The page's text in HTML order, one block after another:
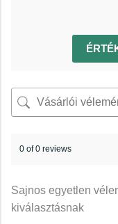
0 of 0 reviews
Sajnos egyetlen
kiválasztásnak